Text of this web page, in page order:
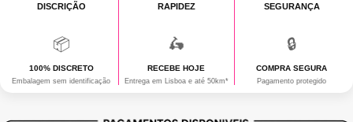
DISCRIÇÃO
📦
100% DISCRETO
Embalagem sem identificação
RAPIDEZ
🛵
RECEBE HOJE
Entrega em Lisboa e até 50km*
SEGURANÇA
🔒
COMPRA SEGURA
Pagamento protegido